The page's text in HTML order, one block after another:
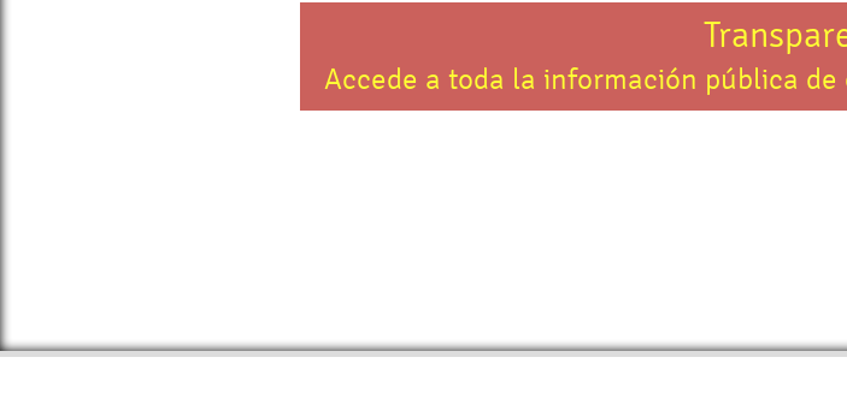
Accede a toda la información pública